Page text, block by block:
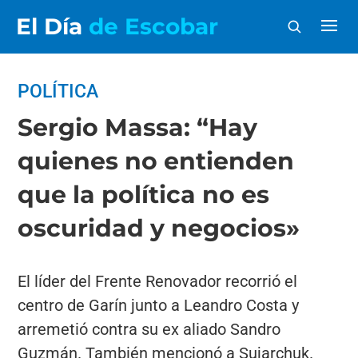
El Día de Escobar
POLÍTICA
Sergio Massa: “Hay
quienes no entienden
que la política no es
oscuridad y negocios»
El líder del Frente Renovador recorrió el
centro de Garín junto a Leandro Costa y
arremetió contra su ex aliado Sandro
Guzmán. También mencionó a Sujarchuk.